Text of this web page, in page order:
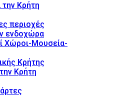
την Κρήτη
περιοχές
ενδοχώρα
Χώροι-Μουσεία-
Κρήτης
Κρήτη